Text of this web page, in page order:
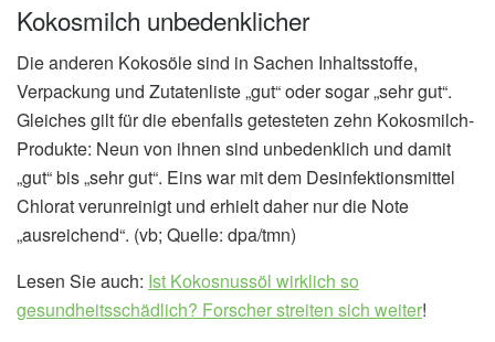
Kokosmilch unbedenklicher
Die anderen Kokosöle sind in Sachen Inhaltsstoffe,
Verpackung und Zutatenliste „gut“ oder sogar „sehr gut“.
Gleiches gilt für die ebenfalls getesteten zehn Kokosmilch-
Produkte: Neun von ihnen sind unbedenklich und damit
„gut“ bis „sehr gut“. Eins war mit dem Desinfektionsmittel
Chlorat verunreinigt und erhielt daher nur die Note
„ausreichend“. (vb; Quelle: dpa/tmn)
Lesen Sie auch: Ist Kokosnussöl wirklich so
gesundheitsschädlich? Forscher streiten sich weiter!